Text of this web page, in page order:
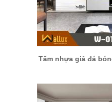
Tấm nhựa giả đá